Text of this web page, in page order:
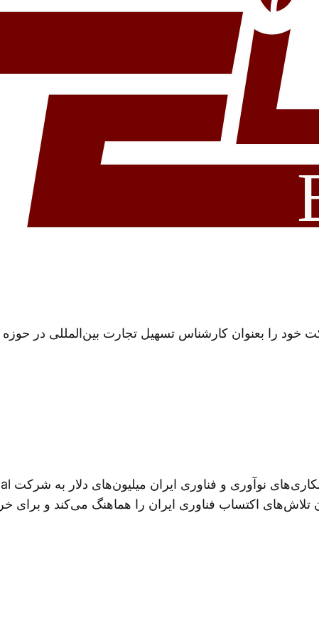
را بعنوان کارشناس تسهیل تجارت بین‌المللی در
اکتساب فناوری ایران را هماهنگ می‌کند و برای